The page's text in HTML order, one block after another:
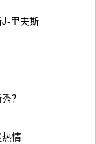
里夫斯
？
情